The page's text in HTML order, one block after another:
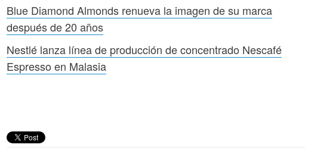
Blue Diamond Almonds renueva la imagen de su marca
después de 20 años
Nestlé lanza línea de producción de concentrado Nescafé
Espresso en Malasia